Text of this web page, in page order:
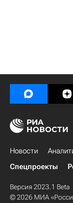
Новости
Спецпроекты
Версия 2023.1 Beta
© 2026 МИА